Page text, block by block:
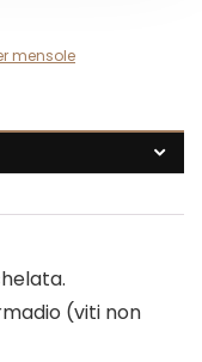
mensole
(viti non